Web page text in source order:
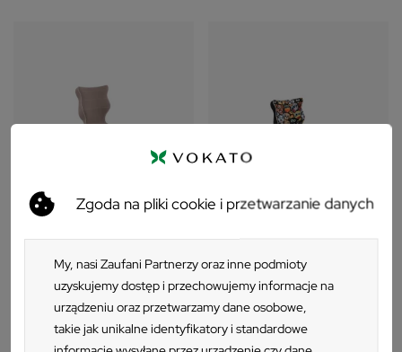
Zgoda na pliki cookie i przetwarzanie danych
My, nasi Zaufani Partnerzy oraz inne podmioty
uzyskujemy dostęp i przechowujemy informacje na
urządzeniu oraz przetwarzamy dane osobowe,
takie jak unikalne identyfikatory i standardowe
+9
Krzesło dziecięce Petit rozmiar 3 z
podnóżkiem
669 zł
+9
Krzesło dziecięce Petit rozmiar 4
619 zł